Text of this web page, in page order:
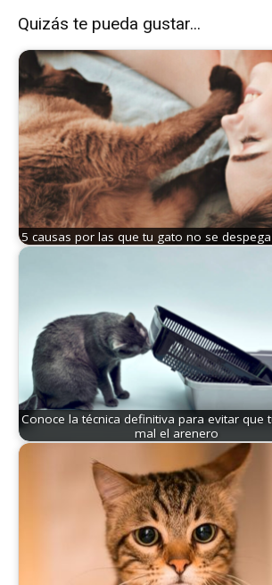
Quizás te pueda gustar...
5 causas por las que tu gato no se
Conoce la técnica definitiva para evitar que
mal el arenero